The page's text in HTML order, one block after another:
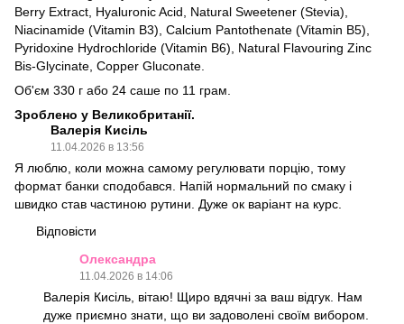
Berry Extract, Hyaluronic Acid, Natural Sweetener (Stevia),
Niacinamide (Vitamin B3), Calcium Pantothenate (Vitamin B5),
Pyridoxine Hydrochloride (Vitamin B6), Natural Flavouring Zinc
Bis-Glycinate, Copper Gluconate.
Об'єм 330 г або 24 саше по 11 грам.
Зроблено у Великобританії.
Валерія Кисіль
11.04.2026 в 13:56
Я люблю, коли можна самому регулювати порцію, тому
формат банки сподобався. Напій нормальний по смаку і
швидко став частиною рутини. Дуже ок варіант на курс.
Відповісти
Олександра
11.04.2026 в 14:06
Валерія Кисіль, вітаю! Щиро вдячні за ваш відгук. Нам
дуже приємно знати, що ви задоволені своїм вибором.